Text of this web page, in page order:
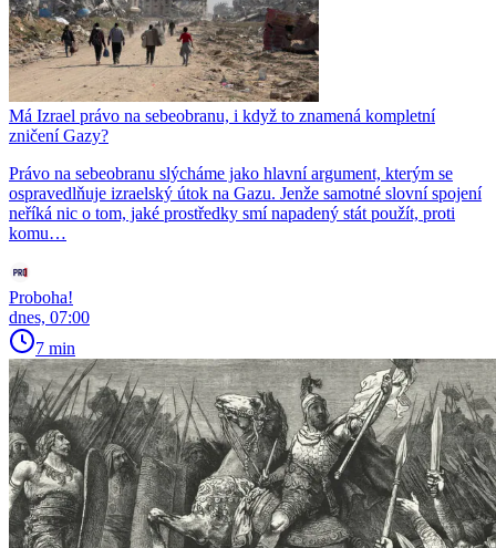
Má Izrael právo na sebeobranu, i když to znamená kompletní
zničení Gazy?
Právo na sebeobranu slýcháme jako hlavní argument, kterým se
ospravedlňuje izraelský útok na Gazu. Jenže samotné slovní spojení
neříká nic o tom, jaké prostředky smí napadený stát použít, proti
komu…
Proboha!
dnes, 07:00
7 min